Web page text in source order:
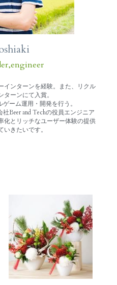
インターンを経験。また、リクル
ーンにて入賞。
ーム運用・開発を行う。
Beer and Techの役員エンジニア
化とリッチなユーザー体験の提供
きたいです。